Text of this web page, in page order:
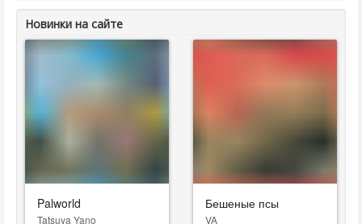
Новинки на сайте
Palworld
Tatsuya Yano
Бешеные псы
VA